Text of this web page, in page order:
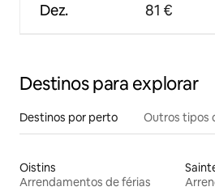
Dez. 81 €
Destinos para explorar
Destinos por perto Outros tipos
Oistins
Arrendamentos de férias